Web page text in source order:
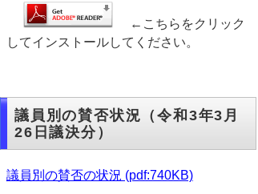
←こちらをクリック
してインストールしてください。
議員別の賛否状況（令和3年3月
26日議決分）
議員別の賛否の状況 (pdf:740KB)